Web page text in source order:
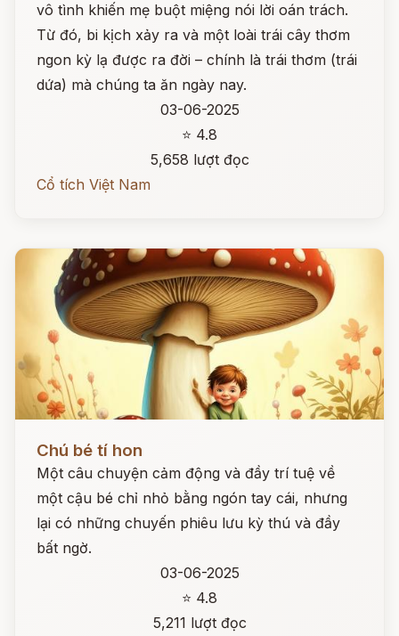
vô tình khiến mẹ buột miệng nói lời oán trách.
Từ đó, bi kịch xảy ra và một loài trái cây thơm
ngon kỳ lạ được ra đời – chính là trái thơm (trái
dứa) mà chúng ta ăn ngày nay.
03-06-2025
⭐ 4.8
5,658 lượt đọc
Cổ tích Việt Nam
Chú bé tí hon
Một câu chuyện cảm động và đầy trí tuệ về
một cậu bé chỉ nhỏ bằng ngón tay cái, nhưng
lại có những chuyến phiêu lưu kỳ thú và đầy
bất ngờ.
03-06-2025
⭐ 4.8
5,211 lượt đọc